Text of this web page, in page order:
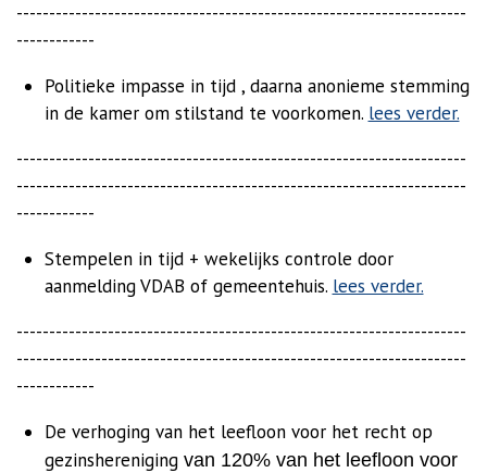
---------------------------------------------------------------------
------------
Politieke impasse in tijd , daarna anonieme stemming
in de kamer om stilstand te voorkomen. lees verder.
---------------------------------------------------------------------
---------------------------------------------------------------------
------------
Stempelen in tijd + wekelijks controle door
aanmelding VDAB of gemeentehuis. lees verder.
---------------------------------------------------------------------
---------------------------------------------------------------------
------------
De verhoging van het leefloon voor het recht op
gezinsherenigingvan 120% van het leefloon voor